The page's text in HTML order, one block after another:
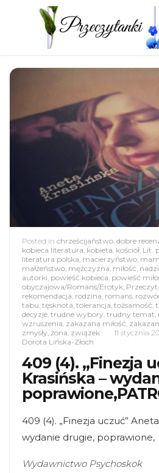
Posted in chrześcijaństwo, dobre
kobieca literatura, kobieta, kościół, Lit.
literatura polska, macierzyństwo,
małżeństwo, mężczyzna, miłość,
autorki, powieść kobieca, powieść
obyczajowa/Romans/Erotyk,
rekomendacja, rodzina, romans,
tabu, tęsknota, tolerancja, tożsamość,
decyzje, trudne wybory, trudny temat,
wzruszenia, zakazana miłość,
zmysły, żona, związek 11 stycznia
Dorota Lińska-Złoch
409 (4). „Finezja
Krasińska –
409 (4). „Finezja uczuć”
wydanie drugie, poprawione,
Wydawnictwo Psychoskok